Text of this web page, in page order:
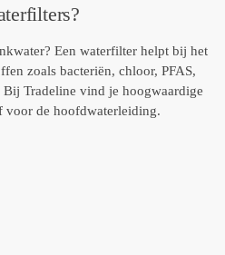
Een waterfilter helpt bij het
zoals bacteriën, chloor, PFAS,
Tradeline vind je hoogwaardige
voor de hoofdwaterleiding.